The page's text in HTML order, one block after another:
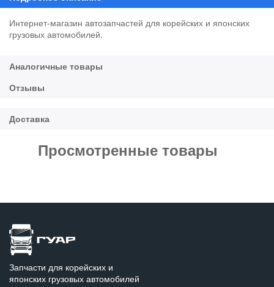
Интернет-магазин автозапчастей для корейских и японских
грузовых автомобилей.
Просмотренные товары
Запчасти для корейских и
японских грузовых автомобилей